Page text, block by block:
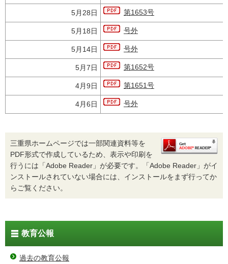
5月28日 第1653号
5月18日 号外
5月14日 号外
5月7日 第1652号
4月9日 第1651号
4月6日 号外
三重県ホームページでは一部関連資料等を
PDF形式で作成しているため、表示や印刷を
行うには「Adobe Reader」が必要です。「Adobe Reader」がイ
ンストールされていない場合には、インストールをまず行ってか
らご覧ください。
教育公報
過去の教育公報